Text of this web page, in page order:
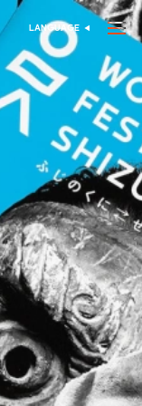
בחר שפה
LANGUAGE